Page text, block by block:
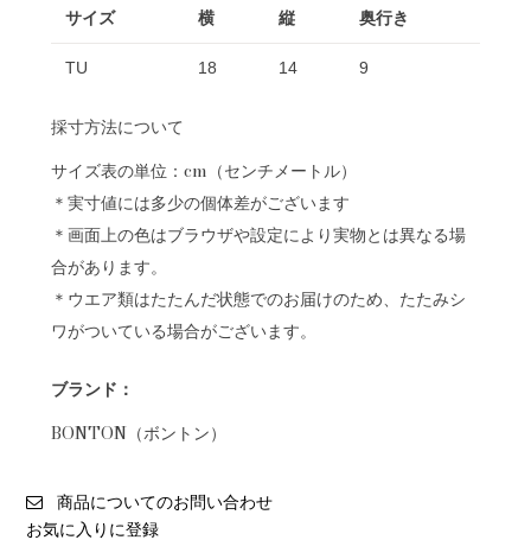
サイズ 横 縦 奥行き
TU 18 14 9
採寸方法について
サイズ表の単位：cm（センチメートル）
＊実寸値には多少の個体差がございます
＊画面上の色はブラウザや設定により実物とは異なる場
合があります。
＊ウエア類はたたんだ状態でのお届けのため、たたみシ
ワがついている場合がございます。
ブランド：
BONTON（ボントン）
商品についてのお問い合わせ
お気に入りに登録